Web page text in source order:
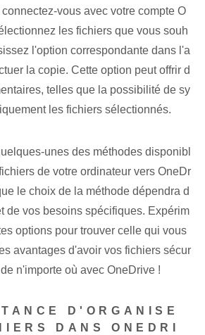
vous avec votre compte O
les fichiers que vous souh
l'option correspondante dans l'a
la copie. Cette option peut offrir d
telles que la possibilité de sy
les fichiers sélectionnés.
unes des méthodes disponibl
de votre ordinateur vers OneDr
le choix de la méthode dépendra d
de vos besoins spécifiques. Expérim
options pour trouver celle qui vous
avantages d'avoir vos fichiers sécur
n'importe où avec OneDrive !
D'ORGANISE
DANS ONEDRI